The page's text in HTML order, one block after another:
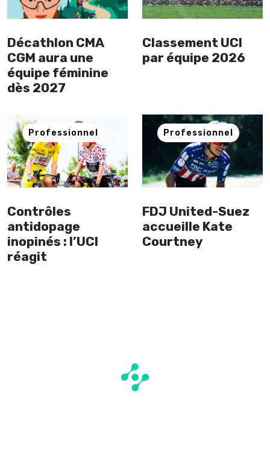
Décathlon CMA
CGM aura une
équipe féminine
dès 2027
Classement UCI
par équipe 2026
Professionnel
Contrôles
antidopage
inopinés : l’UCI
réagit
Professionnel
FDJ United-Suez
accueille Kate
Courtney